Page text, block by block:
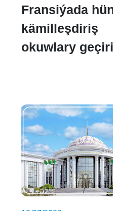
Fransiýada
kämilleşdiriş
okuwlary